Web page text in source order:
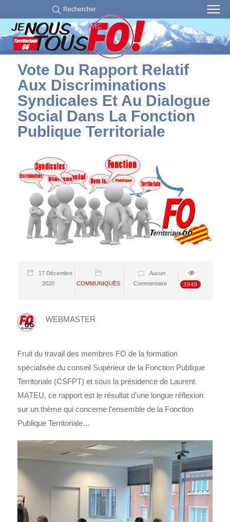
Rechercher
Vote Du Rapport Relatif
Aux Discriminations
Syndicales Et Au Dialogue
Social Dans La Fonction
Publique Territoriale
17 Décembre
2020
COMMUNIQUÉS
Aucun
Commentaire
3948
WEBMASTER
Fruit du travail des membres FO de la formation
spécialisée du conseil Supérieur de la Fonction Publique
Territoriale (CSFPT) et sous la présidence de Laurent
MATEU, ce rapport est le résultat d’une longue réflexion
sur un thème qui concerne l’ensemble de la Fonction
Publique Territoriale…